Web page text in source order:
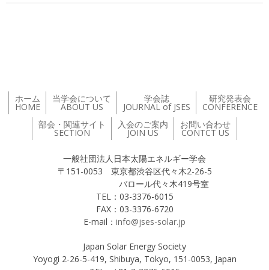
ホーム
HOME
当学会について
ABOUT US
学会誌
JOURNAL of JSES
研究発表会
CONFERENCE
部会・関連サイト
SECTION
入会のご案内
JOIN US
お問い合わせ
CONTCT US
一般社団法人日本太陽エネルギー学会
〒151-0053 東京都渋谷区代々木2-26-5
バロール代々木419号室
TEL：03-3376-6015
FAX：03-3376-6720
E-mail： info@jses-solar.jp
Japan Solar Energy Society
Yoyogi 2-26-5-419, Shibuya, Tokyo, 151-0053, Japan